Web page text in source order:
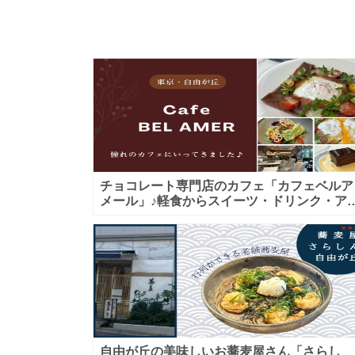
チョコレート専門店のカフェ「カフェベルア
メール」♪軽食からスイーツ・ドリンク・ア
も！
自由が丘の美味しいお蕎麦屋さん「さらし